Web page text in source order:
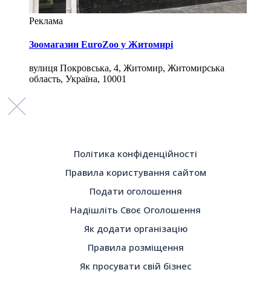
Реклама
Зоомагазин EuroZoo у Житомирі
вулиця Покровська, 4, Житомир, Житомирська
область, Україна, 10001
Політика конфіденційності
Правила користування сайтом
Подати оголошення
Надішліть Своє Оголошення
Як додати організацію
Правила розміщення
Як просувати свій бізнес